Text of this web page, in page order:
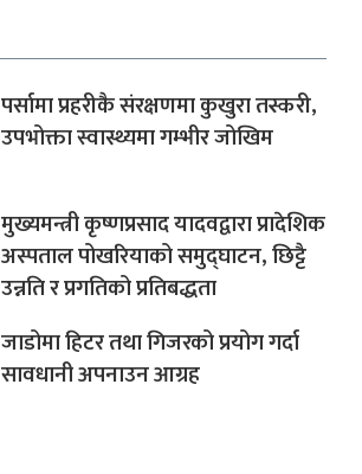
पर्सामा प्रहरीकै संरक्षणमा कुखुरा तस्करी,
उपभोक्ता स्वास्थ्यमा गम्भीर जोखिम
मुख्यमन्त्री कृष्णप्रसाद यादवद्वारा प्रादेशिक
अस्पताल पोखरियाको समुद्घाटन, छिट्टै
उन्नति र प्रगतिको प्रतिबद्धता
जाडोमा हिटर तथा गिजरको प्रयोग गर्दा
सावधानी अपनाउन आग्रह